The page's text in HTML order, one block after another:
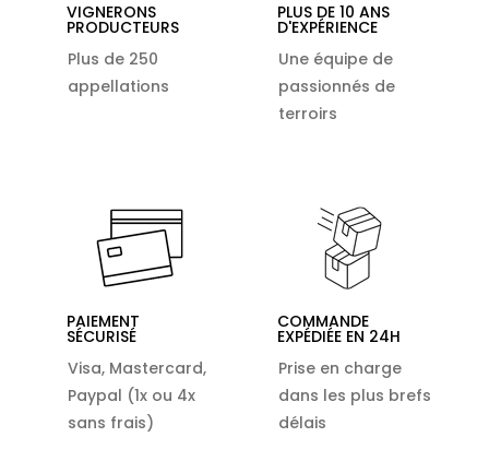
VIGNERONS
PRODUCTEURS
Plus de 250
appellations
PLUS DE 10 ANS
D'EXPÉRIENCE
Une équipe de
passionnés de
terroirs
PAIEMENT
SÉCURISÉ
Visa, Mastercard,
Paypal (1x ou 4x
sans frais)
COMMANDE
EXPÉDIÉE EN 24H
Prise en charge
dans les plus brefs
délais